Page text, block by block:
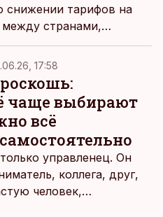
снижении тарифов на
между странами,
в январе 2023
некий секретный
обещают обнародовать
17:58
чаще выбирают
всё
управленец. Он
коллега, друг,
человек,